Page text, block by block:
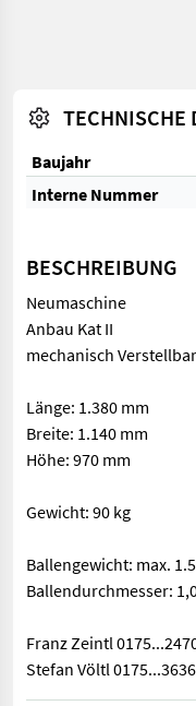
TECHNISCHE
Baujahr
Interne Nummer
BESCHREIBUNG
Neumaschine
Anbau Kat II
mechanisch Verstellbar
Länge: 1.380 mm
Breite: 1.140 mm
Höhe: 970 mm
Gewicht: 90 kg
Ballengewicht: max.
Ballendurchmesser:
Franz Zeintl
Stefan Völtl
Neumaschine Anbau